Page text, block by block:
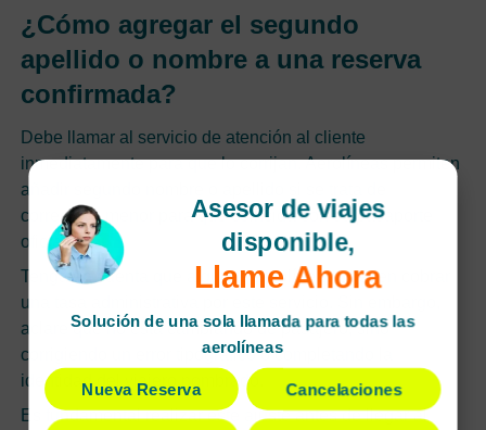
¿Cómo agregar el segundo
apellido o nombre a una reserva
confirmada?
Debe llamar al servicio de atención al cliente
inmediatamente para que lo corrijan. Aerolíneas permiten
añadir segundo nombre o apellido si se trata de
corrección menor para que coincida con su pasaporte
oficial.
Tenga en cuenta que algunas aerolíneas pueden cobrar
una tasa administrativa por este servicio. Sin embargo,
aclare que no está cambiando de pasajero, sino
corrigiendo un error tipográfico o completando la
identidad del viajero nombrado.
Es fundamental realizar este ajuste antes de llegar al
Asesor de viajes
disponible,
Llame Ahora
Solución de una sola llamada para todas las
aerolíneas
Nueva Reserva Cancelaciones